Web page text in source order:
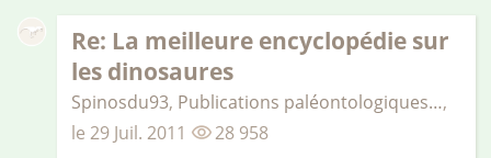
Re: La meilleure encyclopédie sur
les dinosaures
Spinosdu93, Publications paléontologiques…,
le 29 Juil. 2011 28 958